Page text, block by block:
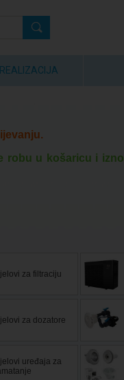
robu u košaricu i
za filtraciju
za dozatore
uređaja za